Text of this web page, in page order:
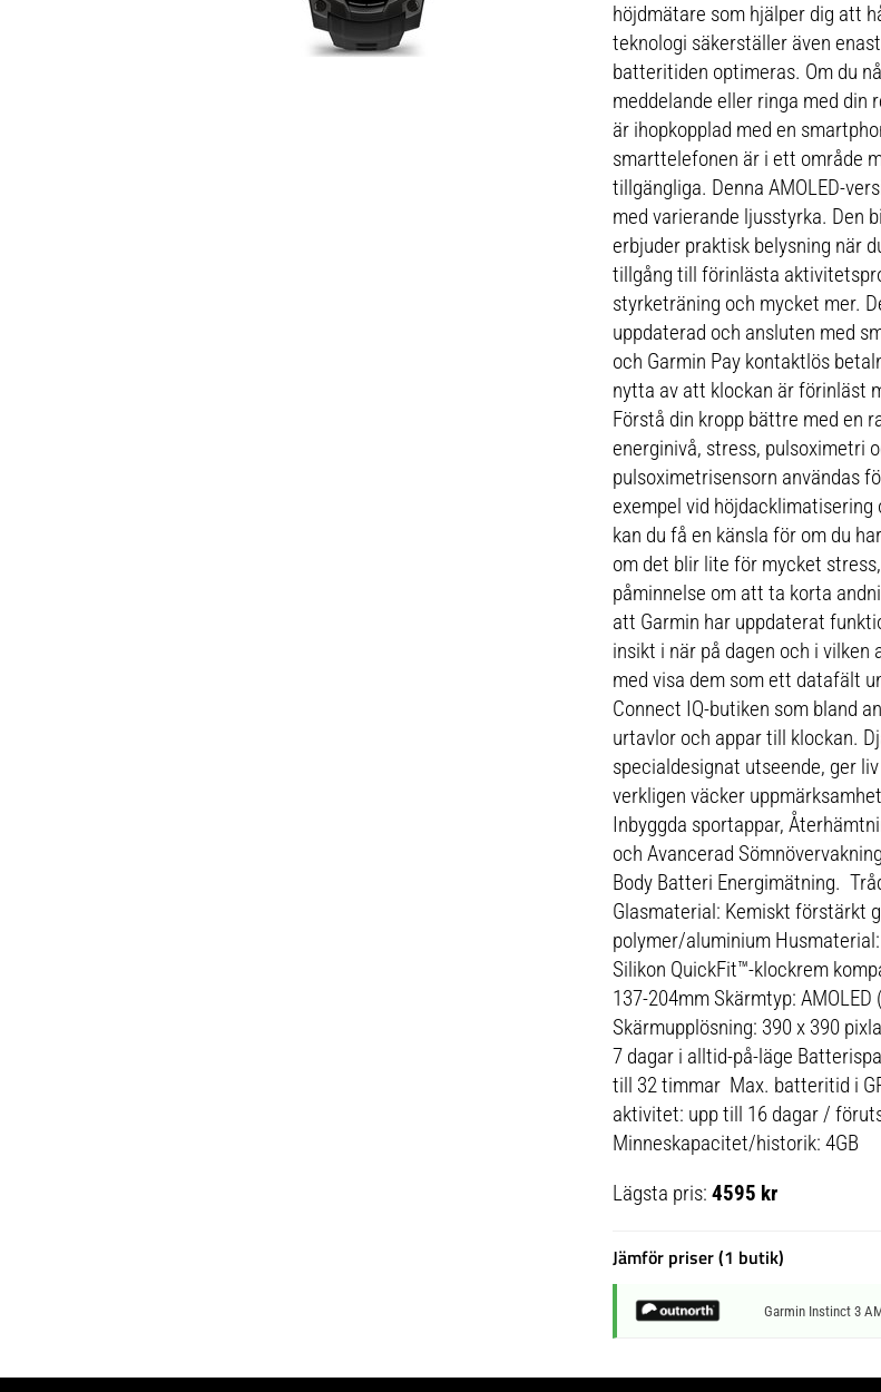
höjdmätare som hjälper dig att
teknologi säkerställer även
batteritiden optimeras. Om du
meddelande eller ringa med
är ihopkopplad med en
smarttelefonen är i ett område
tillgängliga. Denna AMOLED-
med varierande ljusstyrka. Den
erbjuder praktisk belysning när
tillgång till förinlästa
styrketräning och mycket mer.
uppdaterad och ansluten med
och Garmin Pay kontaktlös
nytta av att klockan är förinläst
Förstå din kropp bättre med en
energinivå, stress, pulsoximetri
pulsoximetrisensorn användas
exempel vid
kan du få en känsla för om du
om det blir lite för mycket
påminnelse om att ta korta
att Garmin har uppdaterat
insikt i när på dagen och i
med visa dem som ett datafält
Connect IQ-butiken som bland
urtavlor och appar till klockan.
specialdesignat utseende, ger
verkligen väcker
Inbyggda sportappar,
och Avancerad
Body Batteri Energimätning.
Glasmaterial: Kemiskt förstärkt
polymer/aluminium
Silikon QuickFit™-klockrem
137-204mm Skärmtyp:
Skärmupplösning: 390 x 390
7 dagar i alltid-på-läge
till 32 timmar Max. batteritid i
aktivitet: upp till 16 dagar /
Minneskapacitet/historik: 4GB
Lägsta pris: 4595 kr
Jämför priser (1 butik)
Garmin Instinct 3